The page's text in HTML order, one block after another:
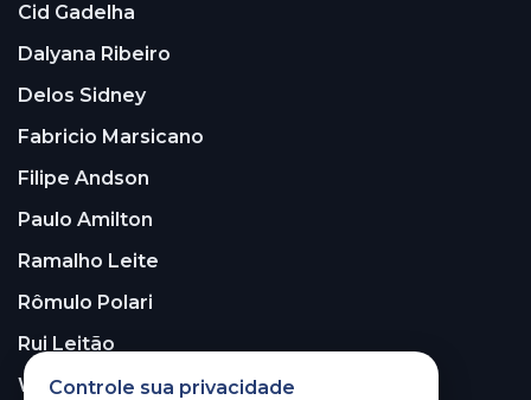
Cid Gadelha
Dalyana Ribeiro
Delos Sidney
Fabricio Marsicano
Filipe Andson
Paulo Amilton
Ramalho Leite
Rômulo Polari
Rui Leitão
Walter Santos
Controle sua privacidade